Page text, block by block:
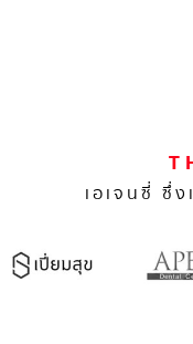
เอเจนซี่ ซึ่